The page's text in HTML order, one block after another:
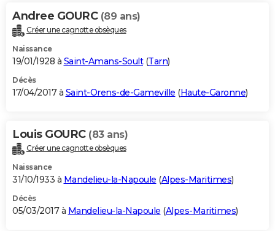
Andree GOURC (89 ans)
Créer une cagnotte obsèques
Naissance
19/01/1928 à Saint-Amans-Soult(Tarn)
Décès
17/04/2017 à Saint-Orens-de-Gameville (Haute-Garonne)
Louis GOURC (83 ans)
Créer une cagnotte obsèques
Naissance
31/10/1933 à Mandelieu-la-Napoule (Alpes-Maritimes)
Décès
05/03/2017 à Mandelieu-la-Napoule (Alpes-Maritimes)